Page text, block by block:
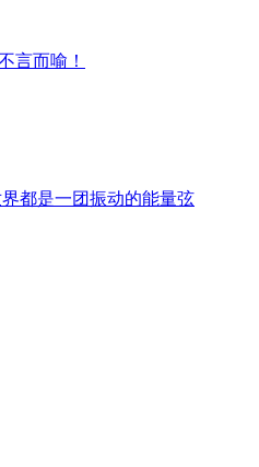
言而喻！
都是一团振动的能量弦